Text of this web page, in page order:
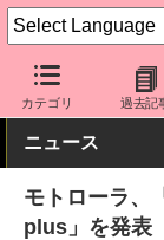
カテゴリ 過去記
ケータイ Watch
ニュース
モトローラ、
plus」を発表